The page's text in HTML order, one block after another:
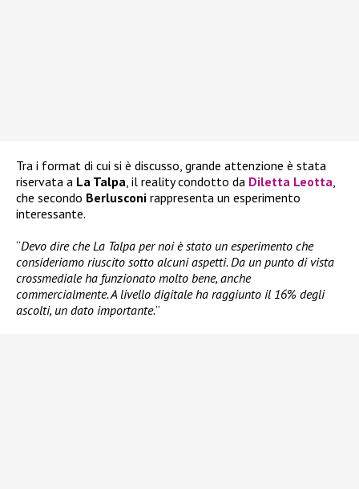
Tra i format di cui si è discusso, grande attenzione è stata
riservata a La Talpa, il reality condotto da Diletta Leotta,
che secondo Berlusconi rappresenta un esperimento
interessante.
“Devo dire che La Talpa per noi è stato un esperimento che
consideriamo riuscito sotto alcuni aspetti. Da un punto di vista
crossmediale ha funzionato molto bene, anche
commercialmente. A livello digitale ha raggiunto il 16% degli
ascolti, un dato importante.”